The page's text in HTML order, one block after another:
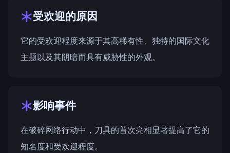
受欢迎的原因
它的受欢迎程度来源于其高稀有性、独特的国际文化
主题以及其阴暗而具有威胁性的外观。
影响事件
在破碎网络行动中，刀具的首次亮相显著提高了它的
知名度和受欢迎程度。